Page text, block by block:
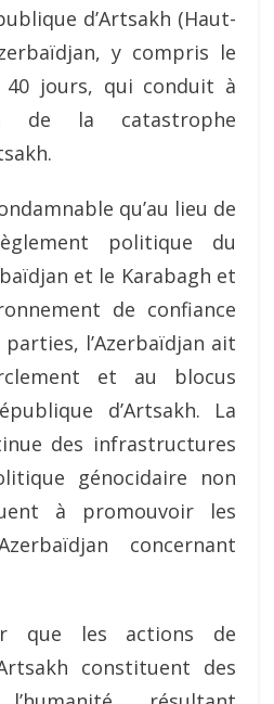
d’Artsakh (Haut-
y compris le
40 jours, qui conduit à
de la catastrophe
qu’au lieu de
politique du
et le Karabagh et
de confiance
l’Azerbaïdjan ait
et au blocus
d’Artsakh. La
des infrastructures
génocidaire non
à promouvoir les
concernant
que les actions de
constituent des